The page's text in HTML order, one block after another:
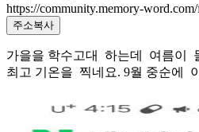
https://community.memory-
주소복사
가을을 학수고대 하는데 여름이
최고 기온을 찍네요. 9월 중순에